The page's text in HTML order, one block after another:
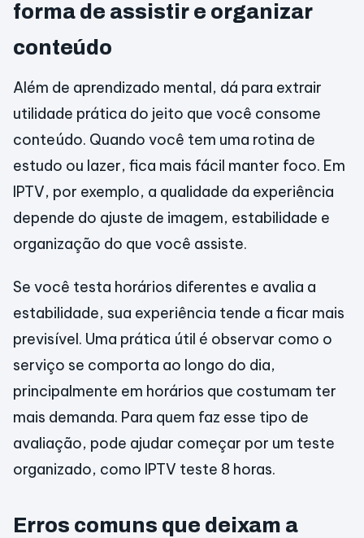
forma de assistir e organizar
conteúdo
Além de aprendizado mental, dá para extrair
utilidade prática do jeito que você consome
conteúdo. Quando você tem uma rotina de
estudo ou lazer, fica mais fácil manter foco. Em
IPTV, por exemplo, a qualidade da experiência
depende do ajuste de imagem, estabilidade e
organização do que você assiste.
Se você testa horários diferentes e avalia a
estabilidade, sua experiência tende a ficar mais
previsível. Uma prática útil é observar como o
serviço se comporta ao longo do dia,
principalmente em horários que costumam ter
mais demanda. Para quem faz esse tipo de
avaliação, pode ajudar começar por um teste
organizado, como IPTV teste 8 horas.
Erros comuns que deixam a